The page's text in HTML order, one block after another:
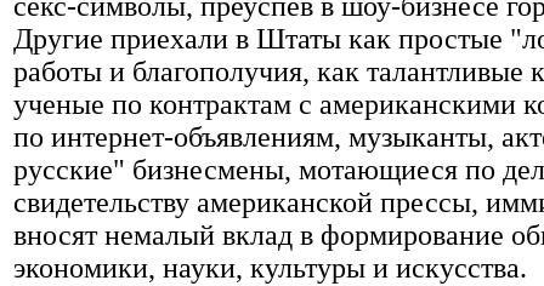
секс-символы, преуспев в шоу-бизнесе
Другие приехали в Штаты как простые
работы и благополучия, как
ученые по контрактам с американскими
по интернет-объявлениям, музыканты,
русские" бизнесмены, мотающиеся по
свидетельству американской прессы,
вносят немалый вклад в формирование
экономики, науки, культуры и искусства.